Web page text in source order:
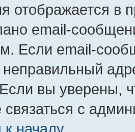
отображается в
email-
Если email-
вы уверены,
связаться с
к началу